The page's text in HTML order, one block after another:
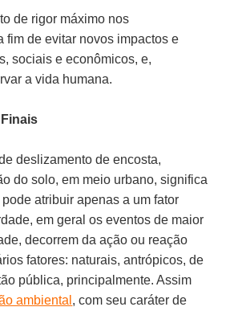
de rigor máximo nos
fim de evitar novos impactos e
sociais e econômicos, e,
a vida humana.
deslizamento de encosta,
do solo, em meio urbano, significa
atribuir apenas a um fator
em geral os eventos de maior
decorrem da ação ou reação
fatores: naturais, antrópicos, de
pública, principalmente. Assim
ambiental , com seu caráter de